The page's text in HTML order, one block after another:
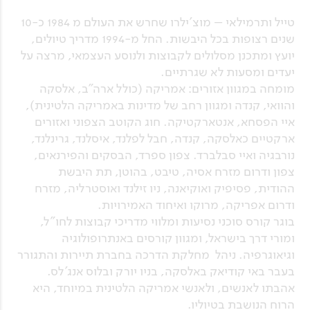
טייל ותרמילאי – מוצ’ילרו שחרש את העולם מ 1984 כ-10
שנים רצופות בכל היבשות. החל מ-1994 מדריך טיולים,
יועץ ומתכנן מסלולים לקבוצות ולנוסע העצמאי, מרצה על
יעדים ומסעות לא שגרתיים.
מומחה במגוון אזורים: אמריקה (כולל ארה”ב, אלסקה
והוואי, קנדה ומגוון רחב של מדינות באמריקה הלטינית),
איי הפסחא, אנטארקטיקה. חוג הקוטב הצפוני ואזורים
ארקטיים כאלסקה, קנדה, חבל לפלנד, איסלנד, גרינלנד,
נורבגיה ואיי סבלברד. צפון ספרד, הבסקים והפירנאים,
צפון ודרום מזרח אסיה, טיבט, בהוטן, תת היבשת
ההודית, פסיפיק ואוקיאנה, ניו זילנד ואוסטרליה, מזרח
ודרום אפריקה, מרוקו ואיחוד האמירויות.
בוגר קורס סוכני נסיעות ומלווי מדריכי קבוצות לחו"ל,
ומורי דרך בישראל, ומגוון קורסים באנתרופולוגיה
וגיאוגרפיה. ניהל מחלקת הדרכה בחברת תיירות והתגורר
בעבר באי קודיאק באלסקה, בניו יורק ובלוס אנג’לס.
אהבתו לאנשים, ולאנשי אמריקה הלטינית במיוחד, היא
הרוח הנושבת בטיוליו.